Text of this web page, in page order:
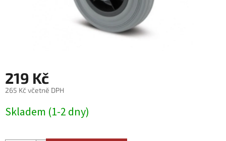
219 Kč
265 Kč včetně DPH
cena:
Skladem (1-2 dny)